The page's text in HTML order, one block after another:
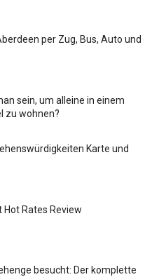
per Zug, Bus, Auto und
sein, um alleine in einem
zu wohnen?
Karte und
Hot Rates Review
besucht: Der komplette